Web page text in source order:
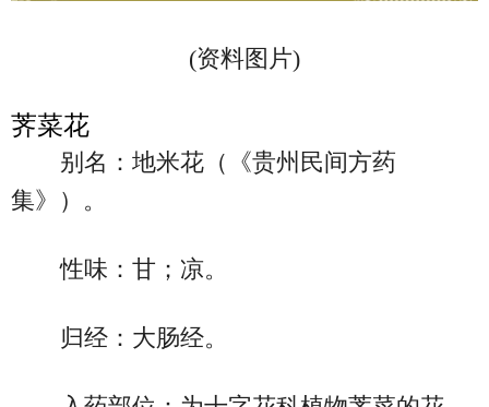
(资料图片)
荠菜花
别名：地米花（《贵州民间方药
集》）。
性味：甘；凉。
归经：大肠经。